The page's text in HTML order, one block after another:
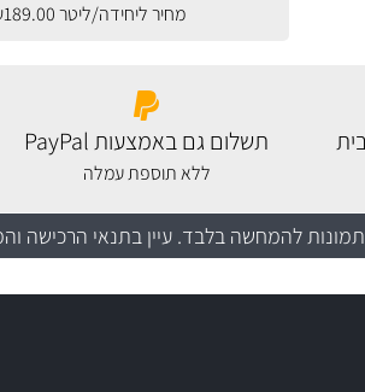
מחיר ליחידה/ליטר189.00
תשלום גם באמצעות PayPal
ללא תוספת עמלה
להמחשה בלבד. עיין בתנאי הרכישה